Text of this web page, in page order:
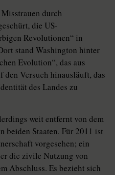
durch
die US-
Revolutionen“ in
stand Washington hinter
Evolution“, das aus
den Versuch hinausläuft, das
des Landes zu
weit entfernt von dem
beiden Staaten. Für 2011 ist
vorgesehen; ein
die zivile Nutzung von
Abschluss. Es bezieht sich